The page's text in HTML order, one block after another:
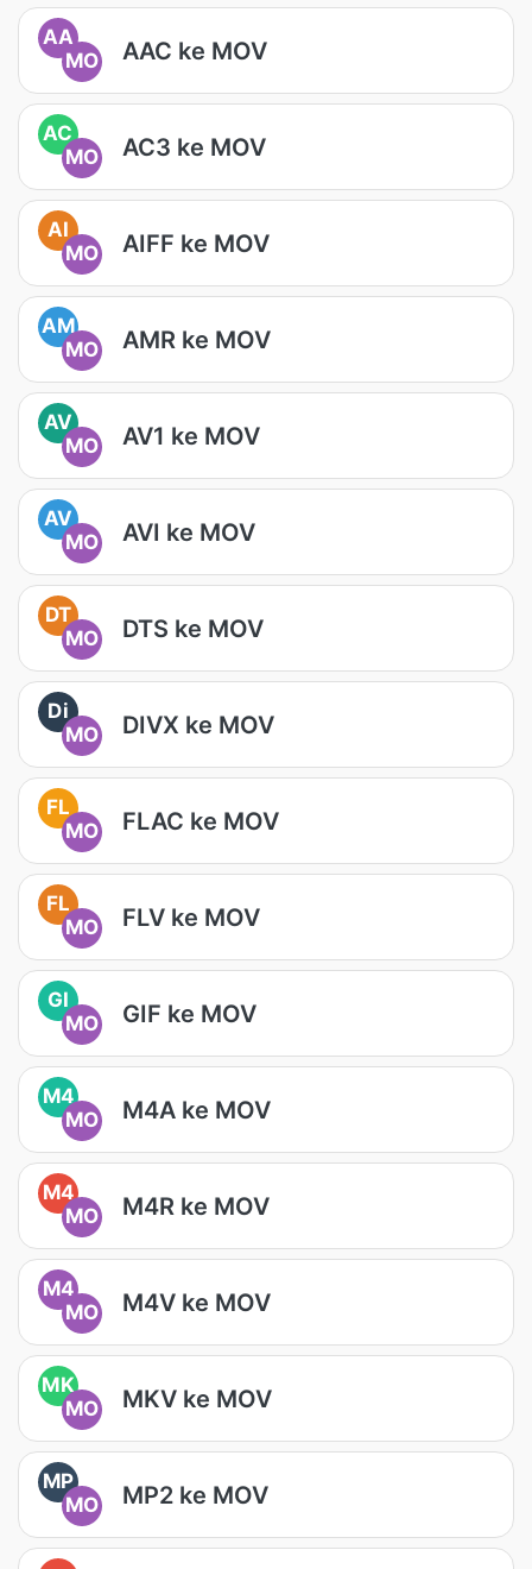
AA
MO
AAC ke MOV
AC
MO
AC3 ke MOV
AI
MO
AIFF ke MOV
AM
MO
AMR ke MOV
AV
MO
AV1 ke MOV
AV
MO
AVI ke MOV
DT
MO
DTS ke MOV
Di
MO
DIVX ke MOV
FL
MO
FLAC ke MOV
FL
MO
FLV ke MOV
GI
MO
GIF ke MOV
M4
MO
M4A ke MOV
M4
MO
M4R ke MOV
M4
MO
M4V ke MOV
MK
MO
MKV ke MOV
MP
MO
MP2 ke MOV